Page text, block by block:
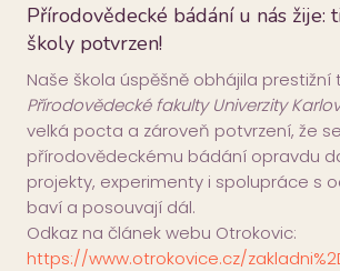
Přírodovědecké bádání u nás
školy potvrzen!
Naše škola úspěšně obhájila prestižní
Přírodovědecké fakulty Univerzity
velká pocta a zároveň potvrzení, že
přírodovědeckému bádání opravdu
projekty, experimenty i spolupráce s
baví a posouvají dál.
Odkaz na článek webu Otrokovic:
https://www.otrokovice.cz/